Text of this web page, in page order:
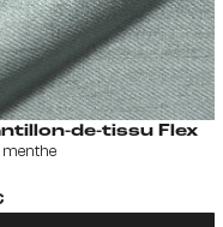
Échantillon-de-tissu Flex
menthe